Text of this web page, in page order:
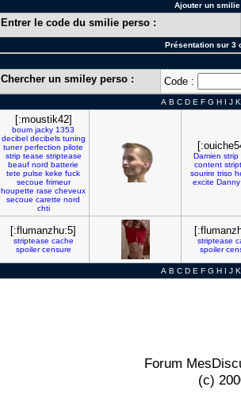
Ajouter un
Entrer le code du smilie perso :
Présentation sur 3
Chercher un smiley perso : Code :
A B C D E F G H I J K
[:moustik42]
boum jacky 1353
decibel decibels tuning
tuner perfection pilote
strip tease striptease
beauf nord batterie
tete pulse keke fuck
secoue frimeur
houpette rase cheveux
secoue carette nord
chti
Damien strip
content
sourire triso
excite Danny
[:flumanzhu:5]
striptease cache
spoiler censure
striptease
spoiler
A B C D E F G H I J K
Forum
(c)